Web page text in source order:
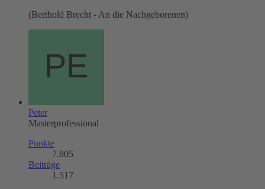
(Berthold Brecht - An die Nachgeborenen)
Peter
Masterprofessional
Punkte
7.805
Beiträge
1.517